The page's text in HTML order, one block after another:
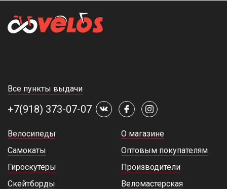
Все пункты выдачи
+7(918) 373-07-07
Велосипеды
Самокаты
Гироскутеры
Скейтборды
О магазине
Оптовым покупателям
Производители
Веломастерская